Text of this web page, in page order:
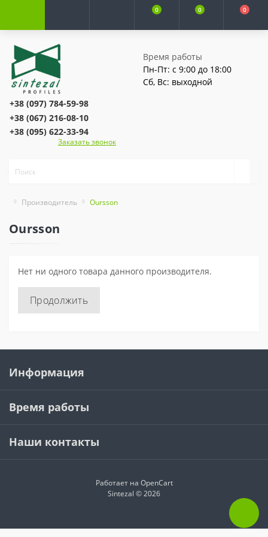
0 0 0
Время работы
Пн-Пт: с 9:00 до 18:00
Сб, Вс: выходной
+38 (097) 784-59-98
+38 (067) 216-08-10
+38 (095) 622-33-94
Заказать звонок
Производитель Oursson
Oursson
Нет ни одного товара данного производителя.
Продолжить
Информация
Время работы
Наши контакты
Работает на OpenCart
Sintezal © 2026